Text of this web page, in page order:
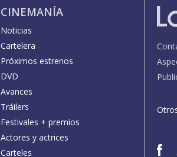
CINEMANÍA
Noticias
Cartelera
Próximos estrenos
DVD
Avances
Tráilers
Festivales + premios
Actores y actrices
Carteles